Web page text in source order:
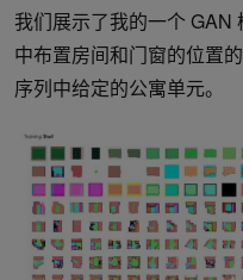
我们展示了我的一个 GAN
中布置房间和门窗的位置
序列中给定的公寓单元。